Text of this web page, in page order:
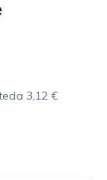
3,12 €